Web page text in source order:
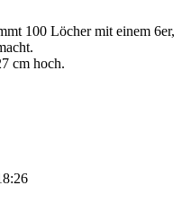
100 Löcher mit einem 6er,
cm hoch.